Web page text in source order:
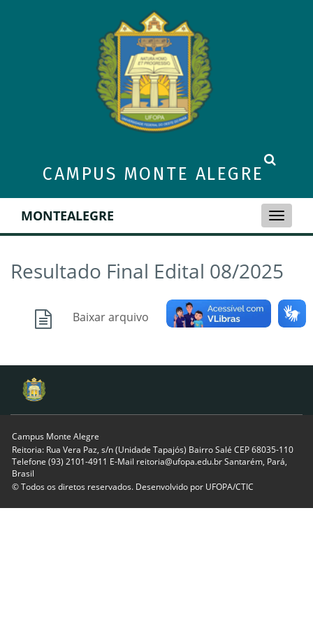
CAMPUS MONTE ALEGRE
Toggle
MONTEALEGRE
Resultado Final Edital 08/2025
Baixar arquivo
Campus Monte Alegre
Reitoria: Rua Vera Paz, s/n (Unidade Tapajós) Bairro Salé CEP 68035-110
Telefone (93) 2101-4911 E-Mail reitoria@ufopa.edu.br Santarém, Pará,
Brasil
© Todos os diretos reservados. Desenvolvido por UFOPA/CTIC